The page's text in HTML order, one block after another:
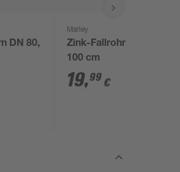
DN 80,
Marley
Zink-Fallrohr Ø 8 x
100 cm
19,99 €